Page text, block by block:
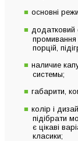
основні
промивання
порцій,
наличие
системы;
габарити,
колір і
підібрати
є цікаві
класики;